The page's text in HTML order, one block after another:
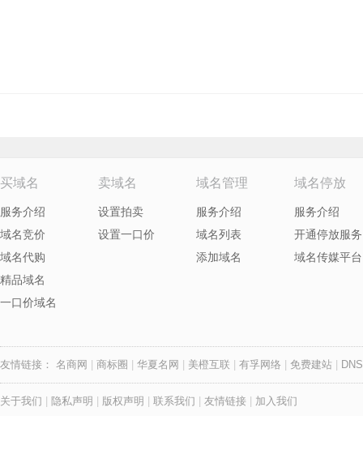
买域名
服务介绍
域名竞价
域名代购
精品域名
一口价域名
卖域名
设置拍卖
设置一口价
域名管理
服务介绍
域名列表
添加域名
域名停放
服务介绍
开通停放服务
域名传媒平台
友情链接： 名商网 商标圈 华夏名网 美橙互联 有孚网络 免费建站
关于我们 隐私声明 版权声明 联系我们 友情链接 加入我们